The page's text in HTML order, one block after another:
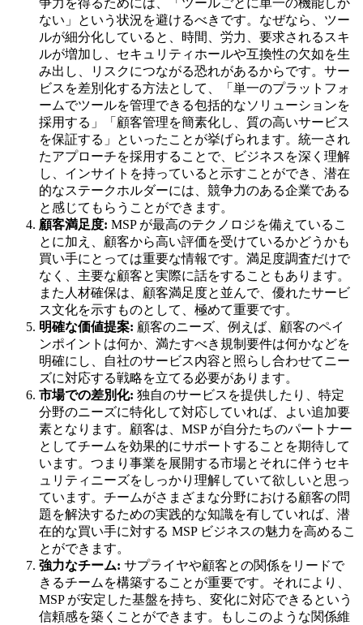
争力を得るためには、「ツールごとに単一の機能しか
ない」という状況を避けるべきです。なぜなら、ツー
ルが細分化していると、時間、労力、要求されるスキ
ルが増加し、セキュリティホールや互換性の欠如を生
み出し、リスクにつながる恐れがあるからです。サー
ビスを差別化する方法として、「単一のプラットフォ
ームでツールを管理できる包括的なソリューションを
採用する」「顧客管理を簡素化し、質の高いサービス
を保証する」といったことが挙げられます。統一され
たアプローチを採用することで、ビジネスを深く理解
し、インサイトを持っていると示すことができ、潜在
的なステークホルダーには、競争力のある企業である
と感じてもらうことができます。
顧客満足度: MSP が最高のテクノロジを備えているこ
とに加え、顧客から高い評価を受けているかどうかも
買い手にとっては重要な情報です。満足度調査だけで
なく、主要な顧客と実際に話をすることもあります。
また人材確保は、顧客満足度と並んで、優れたサービ
ス文化を示すものとして、極めて重要です。
明確な価値提案: 顧客のニーズ、例えば、顧客のペイ
ンポイントは何か、満たすべき規制要件は何かなどを
明確にし、自社のサービス内容と照らし合わせてニー
ズに対応する戦略を立てる必要があります。
市場での差別化: 独自のサービスを提供したり、特定
分野のニーズに特化して対応していれば、よい追加要
素となります。顧客は、MSP が自分たちのパートナー
としてチームを効果的にサポートすることを期待して
います。つまり事業を展開する市場とそれに伴うセキ
ュリティニーズをしっかり理解していて欲しいと思っ
ています。チームがさまざまな分野における顧客の問
題を解決するための実践的な知識を有していれば、潜
在的な買い手に対する MSP ビジネスの魅力を高めるこ
とができます。
強力なチーム: サプライヤや顧客との関係をリードで
きるチームを構築することが重要です。それにより、
MSP が安定した基盤を持ち、変化に対応できるという
信頼感を築くことができます。もしこのような関係維